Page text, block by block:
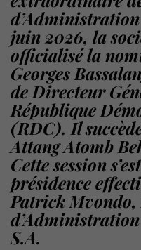
d’Administration
juin 2026, la
officialisé la
Georges
de Directeur
République
(RDC). Il
Attang Atomb
​Cette session
présidence
Patrick Mvondo,
S.A.